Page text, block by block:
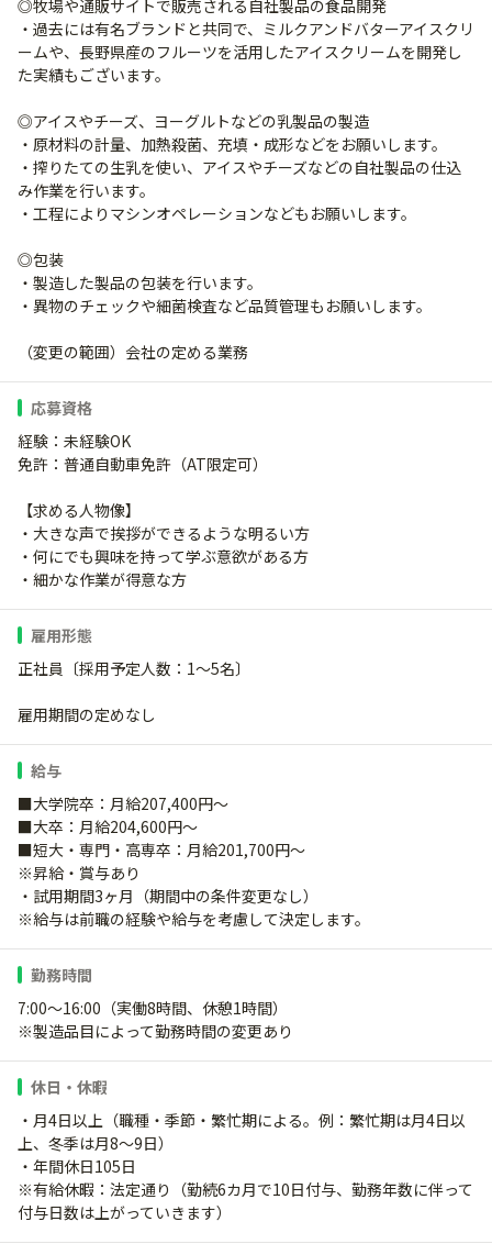
◎牧場や通販サイトで販売される自社製品の食品開発
・過去には有名ブランドと共同で、ミルクアンドバターアイスクリ
ームや、長野県産のフルーツを活用したアイスクリームを開発し
た実績もございます。
◎アイスやチーズ、ヨーグルトなどの乳製品の製造
・原材料の計量、加熱殺菌、充填・成形などをお願いします。
・搾りたての生乳を使い、アイスやチーズなどの自社製品の仕込
み作業を行います。
・工程によりマシンオペレーションなどもお願いします。
◎包装
・製造した製品の包装を行います。
・異物のチェックや細菌検査など品質管理もお願いします。
（変更の範囲）会社の定める業務
応募資格
経験：未経験OK
免許：普通自動車免許（AT限定可）
【求める人物像】
・大きな声で挨拶ができるような明るい方
・何にでも興味を持って学ぶ意欲がある方
・細かな作業が得意な方
雇用形態
正社員〔採用予定人数：1～5名〕
雇用期間の定めなし
給与
■大学院卒：月給207,400円～
■大卒：月給204,600円～
■短大・専門・高専卒：月給201,700円～
※昇給・賞与あり
・試用期間3ヶ月（期間中の条件変更なし）
※給与は前職の経験や給与を考慮して決定します。
勤務時間
7:00～16:00（実働8時間、休憩1時間）
※製造品目によって勤務時間の変更あり
休日・休暇
・月4日以上（職種・季節・繁忙期による。例：繁忙期は月4日以
上、冬季は月8～9日）
・年間休日105日
※有給休暇：法定通り（勤続6カ月で10日付与、勤務年数に伴って
付与日数は上がっていきます）